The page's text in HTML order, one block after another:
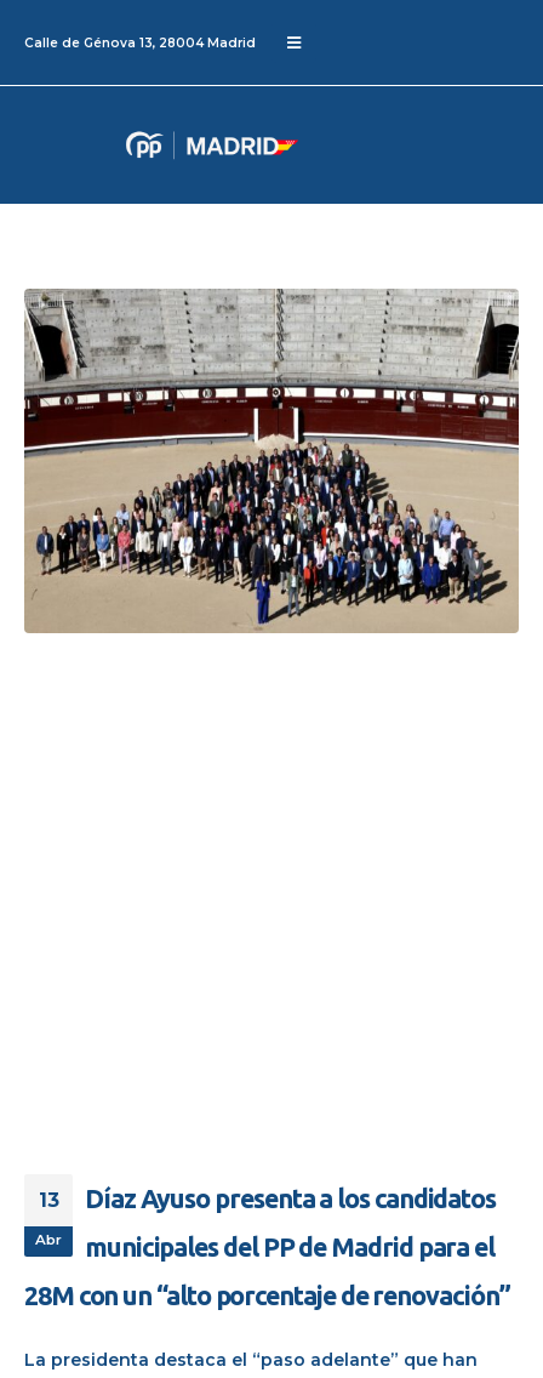
Calle de Génova 13, 28004 Madrid
13
Abr
Díaz Ayuso presenta a los candidatos
municipales del PP de Madrid para el
28M con un “alto porcentaje de renovación”
La presidenta destaca el “paso adelante” que han